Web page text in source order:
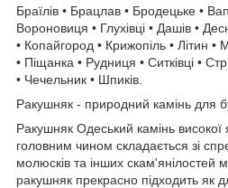
Браїлів • Брацлав • Бродецьке •
Вороновиця • Глухівці • Дашів •
• Копайгород • Крижопіль • Літин •
• Піщанка • Рудниця • Ситківці •
• Чечельник • Шпиків.
Ракушняк - природний камінь для
Ракушняк Одеський камінь високої
головним чином складається зі
молюсків та інших скам'янілостей
ракушняк прекрасно підходить як